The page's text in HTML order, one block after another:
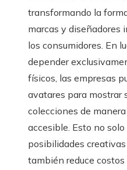
transformando la
marcas y diseñadores
los consumidores. En
depender
físicos, las empresas
avatares para mostrar
colecciones de
accesible. Esto no
posibilidades
también reduce